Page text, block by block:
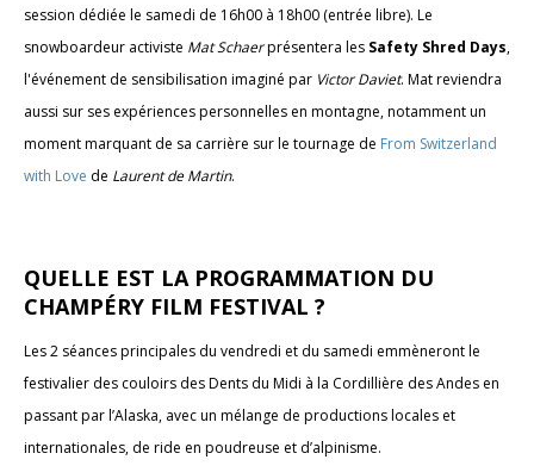
session dédiée le samedi de 16h00 à 18h00 (entrée libre). Le
snowboardeur activiste Mat Schaerprésentera les Safety Shred Days,
l'événement de sensibilisation imaginé par Victor Daviet. Mat reviendra
aussi sur ses expériences personnelles en montagne, notamment un
moment marquant de sa carrière sur le tournage de From Switzerland
with Love de Laurent de Martin.
QUELLE EST LA PROGRAMMATION DU
CHAMPÉRY FILM FESTIVAL ?
Les 2 séances principales du vendredi et du samedi emmèneront le
festivalier des couloirs des Dents du Midi à la Cordillière des Andes en
passant par l’Alaska, avec un mélange de productions locales et
internationales, de ride en poudreuse et d’alpinisme.